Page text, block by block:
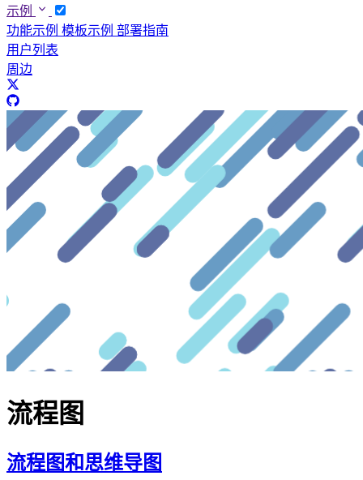
示例
功能示例 模板示例 部署指南
用户列表
周边
流程图
流程图和思维导图